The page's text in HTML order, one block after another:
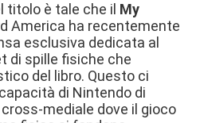
titolo è tale che il My
America ha recentemente
esclusiva dedicata al
di spille fisiche che
del libro. Questo ci
di Nintendo di
mediale dove il gioco